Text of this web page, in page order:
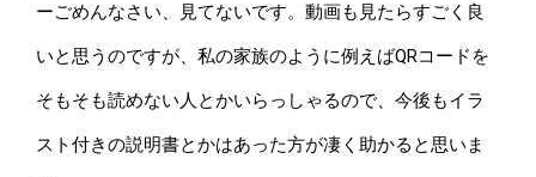
ーごめんなさい、見てないです。動画も見たらすごく良
いと思うのですが、私の家族のように例えばQRコードを
そもそも読めない人とかいらっしゃるので、今後もイラ
スト付きの説明書とかはあった方が凄く助かると思いま